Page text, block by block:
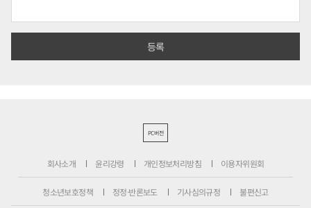
PC버전
회사소개 윤리강령 개인정보처리방침 이용자위원회
청소년보호정책 정정·반론보도 기사심의규정 불편신고